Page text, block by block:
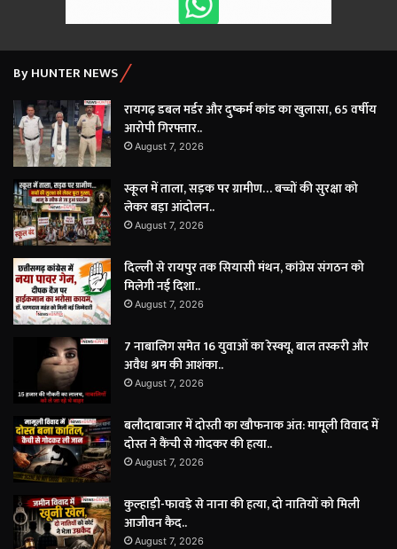
By HUNTER NEWS
रायगढ़ डबल मर्डर और दुष्कर्म कांड का खुलासा, 65 वर्षीय
आरोपी गिरफ्तार..
August 7, 2026
स्कूल में ताला, सड़क पर ग्रामीण… बच्चों की सुरक्षा को
लेकर बड़ा आंदोलन..
August 7, 2026
दिल्ली से रायपुर तक सियासी मंथन, कांग्रेस संगठन को
मिलेगी नई दिशा..
August 7, 2026
7 नाबालिग समेत 16 युवाओं का रेस्क्यू, बाल तस्करी और
अवैध श्रम की आशंका..
August 7, 2026
बलौदाबाजार में दोस्ती का खौफनाक अंत: मामूली विवाद में
दोस्त ने कैंची से गोदकर की हत्या..
August 7, 2026
कुल्हाड़ी-फावड़े से नाना की हत्या, दो नातियों को मिली
आजीवन कैद..
August 7, 2026